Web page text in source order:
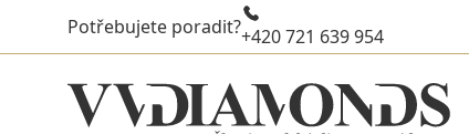
Potřebujete poradit?+420 721 639 954